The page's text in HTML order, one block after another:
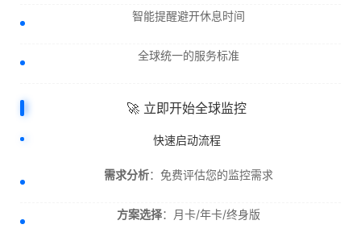
智能提醒避开休息时间
全球统一的服务标准
🚀 立即开始全球监控
快速启动流程
需求分析：免费评估您的监控需求
方案选择：月卡/年卡/终身版